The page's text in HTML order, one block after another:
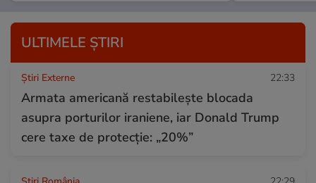
ULTIMELE ȘTIRI
Știri Externe 22:33
Armata americană restabilește blocada
asupra porturilor iraniene, iar Donald Trump
cere taxe de protecție: „20%”